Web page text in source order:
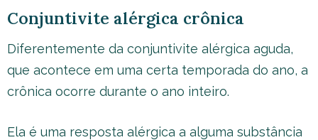
Conjuntivite alérgica crônica
Diferentemente da conjuntivite alérgica aguda,
que acontece em uma certa temporada do ano, a
crônica ocorre durante o ano inteiro.
Ela é uma resposta alérgica a alguma substância